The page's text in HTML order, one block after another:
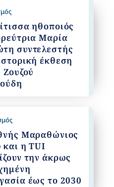
ηθοποιός
Μαρία
συντελεστής
έκθεση
Ζουζού
Μαραθώνιος
και η TUI
την άκρως
έως το 2030